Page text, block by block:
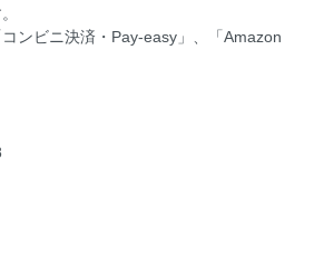
コンビニ決済・Pay-easy」、「Amazon